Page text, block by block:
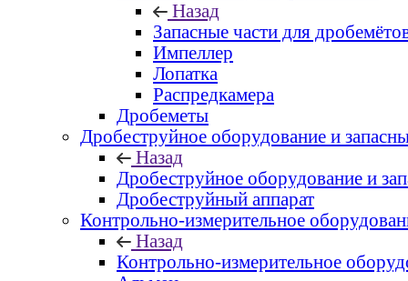
Назад
Запасные части для
Импеллер
Лопатка
Распредкамера
Дробеметы
Дробеструйное оборудование и
Назад
Дробеструйное оборудование и
Дробеструйный аппарат
Контрольно-измерительное
Назад
Контрольно-измерительное